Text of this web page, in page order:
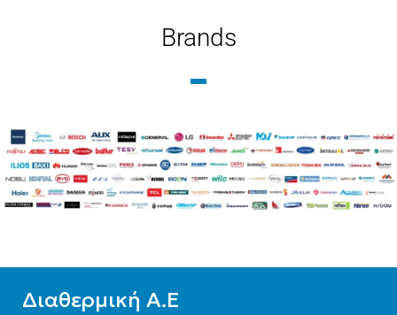
Δίστηλο ,Μονόστηλο ,
Τρίστηλο
ΤΎΠΟΣ ΒΡΌΓΧΟΥ
Δίστηλο ,Μονόστηλο ,
Τρίστηλο
Brands
Διαθερμική Α.Ε